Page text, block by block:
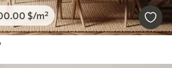
.00 $/m²